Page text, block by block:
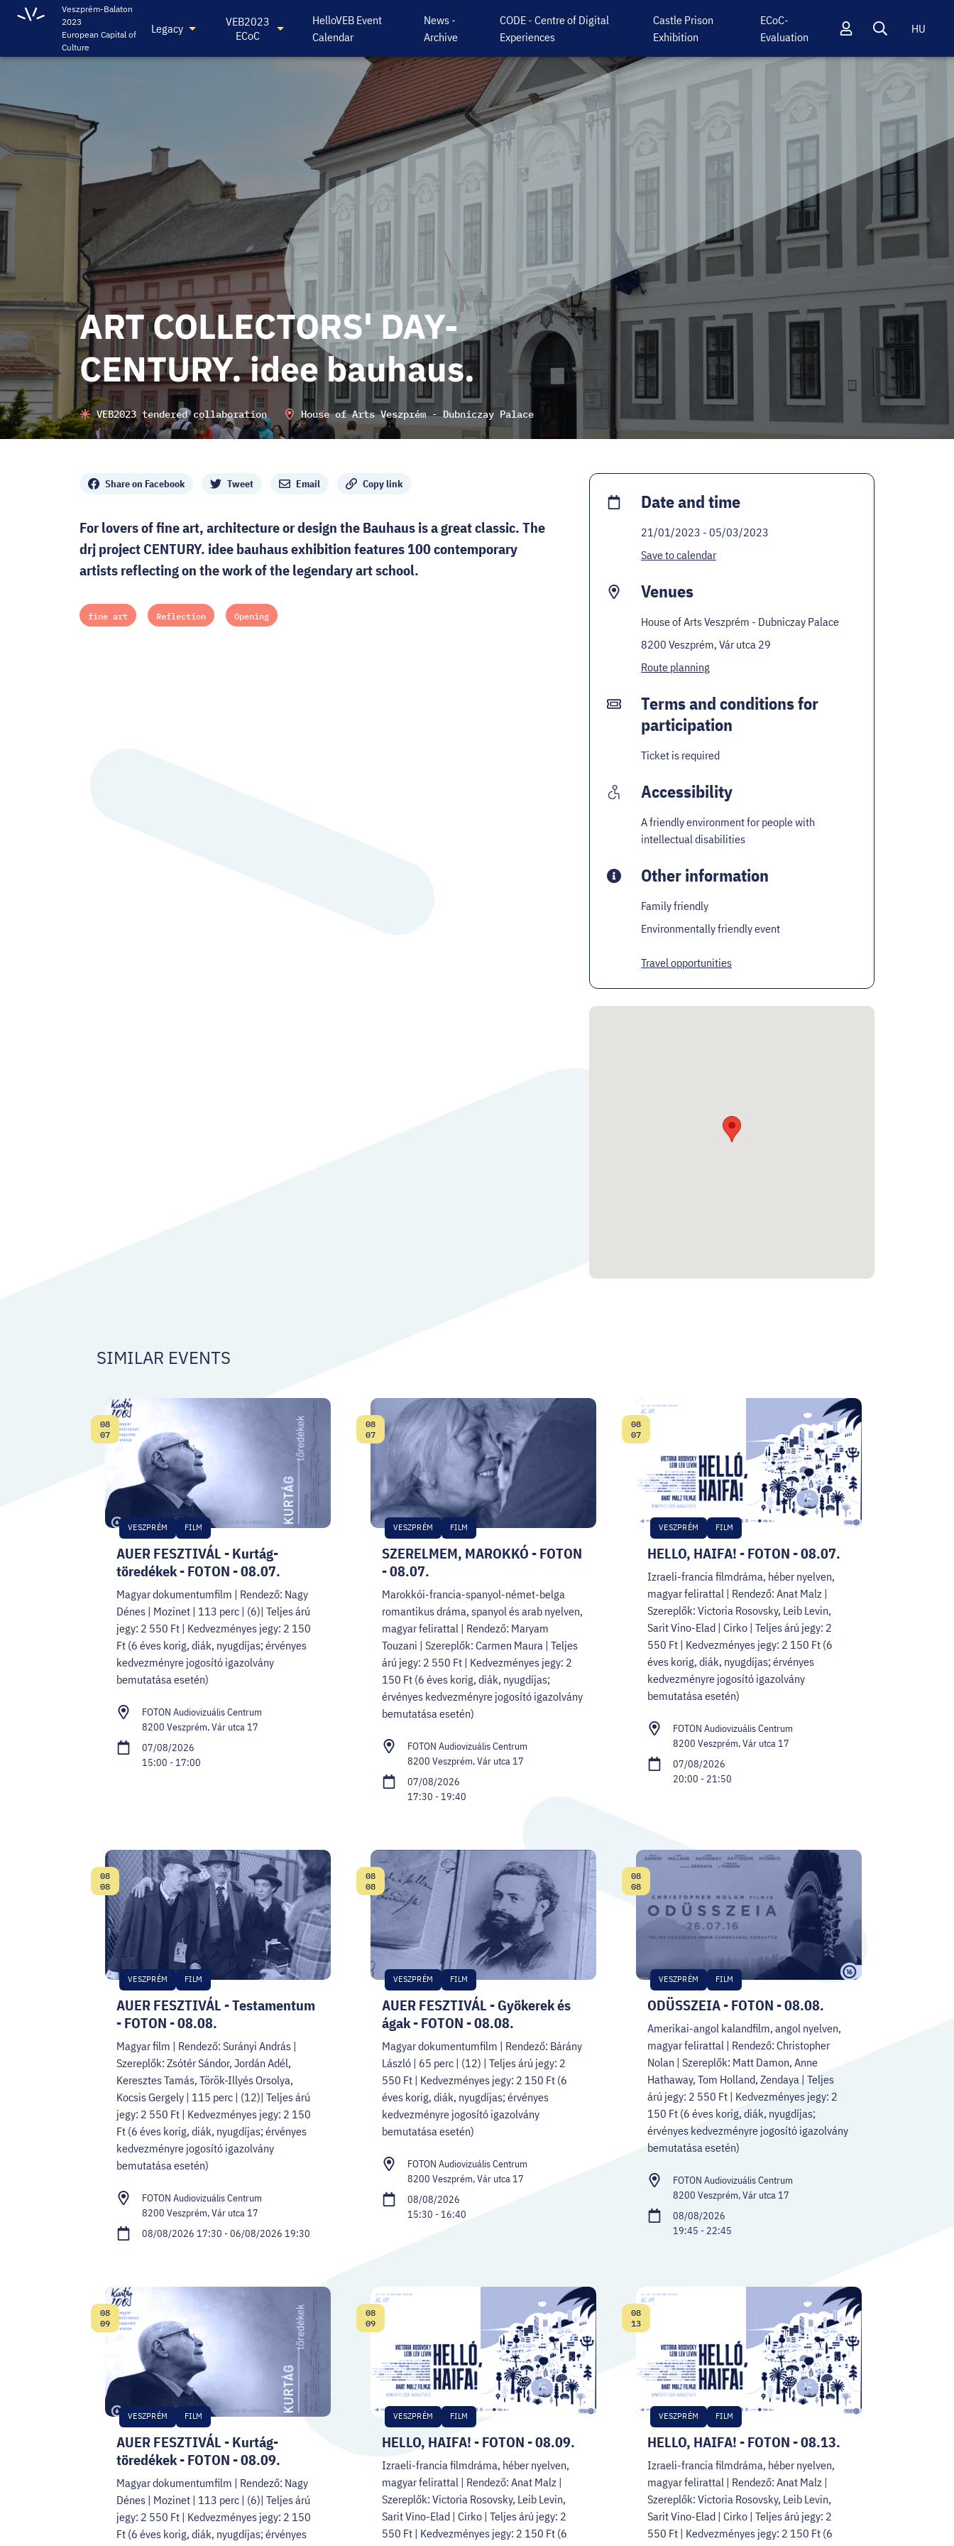
Veszprém-Balaton
2023
European Capital of
Culture
Legacy
VEB2023
ECoC
HelloVEB Event
Calendar
News -
Archive
CODE - Centre of Digital
Experiences
Castle Prison
Exhibition
ECoC-
Evaluation
HU
ART COLLECTORS' DAY-
CENTURY. idee bauhaus.
VEB2023 tendered collaboration House of Arts Veszprém - Dubniczay Palace
Share on Facebook Tweet Email Copy link
For lovers of fine art, architecture or design the Bauhaus is a great classic. The
drj project CENTURY. idee bauhaus exhibition features 100 contemporary
artists reflecting on the work of the legendary art school.
fine art Reflection Opening
Date and time
21/01/2023 - 05/03/2023
Save to calendar
Venues
House of Arts Veszprém - Dubniczay Palace
8200 Veszprém, Vár utca 29
Route planning
Terms and conditions for
participation
Ticket is required
Accessibility
A friendly environment for people with
intellectual disabilities
Other information
Family friendly
Environmentally friendly event
Travel opportunities
SIMILAR EVENTS
AUER FESZTIVÁL - Kurtág-
töredékek - FOTON - 08.07.
VESZPRÉM FILM
Date:
08
07
Magyar dokumentumfilm | Rendező: Nagy
Dénes | Mozinet | 113 perc | (6)| Teljes árú
jegy: 2 550 Ft | Kedvezményes jegy: 2 150
Ft (6 éves korig, diák, nyugdíjas; érvényes
kedvezményre jogosító igazolvány
bemutatása esetén)
FOTON Audiovizuális Centrum
8200 Veszprém, Vár utca 17
07/08/2026
15:00 - 17:00
SZERELMEM, MAROKKÓ - FOTON
- 08.07.
VESZPRÉM FILM
Date:
08
07
Marokkói-francia-spanyol-német-belga
romantikus dráma, spanyol és arab nyelven,
magyar felirattal | Rendező: Maryam
Touzani | Szereplők: Carmen Maura | Teljes
árú jegy: 2 550 Ft | Kedvezményes jegy: 2
150 Ft (6 éves korig, diák, nyugdíjas;
érvényes kedvezményre jogosító igazolvány
bemutatása esetén)
FOTON Audiovizuális Centrum
8200 Veszprém, Vár utca 17
07/08/2026
17:30 - 19:40
HELLO, HAIFA! - FOTON - 08.07.
VESZPRÉM FILM
Date:
08
07
Izraeli-francia filmdráma, héber nyelven,
magyar felirattal | Rendező: Anat Malz |
Szereplők: Victoria Rosovsky, Leib Levin,
Sarit Vino-Elad | Cirko | Teljes árú jegy: 2
550 Ft | Kedvezményes jegy: 2 150 Ft (6
éves korig, diák, nyugdíjas; érvényes
kedvezményre jogosító igazolvány
bemutatása esetén)
FOTON Audiovizuális Centrum
8200 Veszprém, Vár utca 17
07/08/2026
20:00 - 21:50
AUER FESZTIVÁL - Testamentum
- FOTON - 08.08.
VESZPRÉM FILM
Date:
08
08
Magyar film | Rendező: Surányi András |
Szereplők: Zsótér Sándor, Jordán Adél,
Keresztes Tamás, Török-Illyés Orsolya,
Kocsis Gergely | 115 perc | (12)| Teljes árú
jegy: 2 550 Ft | Kedvezményes jegy: 2 150
Ft (6 éves korig, diák, nyugdíjas; érvényes
kedvezményre jogosító igazolvány
bemutatása esetén)
FOTON Audiovizuális Centrum
8200 Veszprém, Vár utca 17
08/08/2026 17:30 - 06/08/2026 19:30
AUER FESZTIVÁL - Gyökerek és
ágak - FOTON - 08.08.
VESZPRÉM FILM
Date:
08
08
Magyar dokumentumfilm | Rendező: Bárány
László | 65 perc | (12) | Teljes árú jegy: 2
550 Ft | Kedvezményes jegy: 2 150 Ft (6
éves korig, diák, nyugdíjas; érvényes
kedvezményre jogosító igazolvány
bemutatása esetén)
FOTON Audiovizuális Centrum
8200 Veszprém, Vár utca 17
08/08/2026
15:30 - 16:40
ODÜSSZEIA - FOTON - 08.08.
VESZPRÉM FILM
Date:
08
08
Amerikai-angol kalandfilm, angol nyelven,
magyar felirattal | Rendező: Christopher
Nolan | Szereplők: Matt Damon, Anne
Hathaway, Tom Holland, Zendaya | Teljes
árú jegy: 2 550 Ft | Kedvezményes jegy: 2
150 Ft (6 éves korig, diák, nyugdíjas;
érvényes kedvezményre jogosító igazolvány
bemutatása esetén)
FOTON Audiovizuális Centrum
8200 Veszprém, Vár utca 17
08/08/2026
19:45 - 22:45
AUER FESZTIVÁL - Kurtág-
töredékek - FOTON - 08.09.
VESZPRÉM FILM
Date:
08
09
Magyar dokumentumfilm | Rendező: Nagy
Dénes | Mozinet | 113 perc | (6)| Teljes árú
jegy: 2 550 Ft | Kedvezményes jegy: 2 150
Ft (6 éves korig, diák, nyugdíjas; érvényes
HELLO, HAIFA! - FOTON - 08.09.
VESZPRÉM FILM
Date:
08
09
Izraeli-francia filmdráma, héber nyelven,
magyar felirattal | Rendező: Anat Malz |
Szereplők: Victoria Rosovsky, Leib Levin,
Sarit Vino-Elad | Cirko | Teljes árú jegy: 2
550 Ft | Kedvezményes jegy: 2 150 Ft (6
HELLO, HAIFA! - FOTON - 08.13.
VESZPRÉM FILM
Date:
08
13
Izraeli-francia filmdráma, héber nyelven,
magyar felirattal | Rendező: Anat Malz |
Szereplők: Victoria Rosovsky, Leib Levin,
Sarit Vino-Elad | Cirko | Teljes árú jegy: 2
550 Ft | Kedvezményes jegy: 2 150 Ft (6